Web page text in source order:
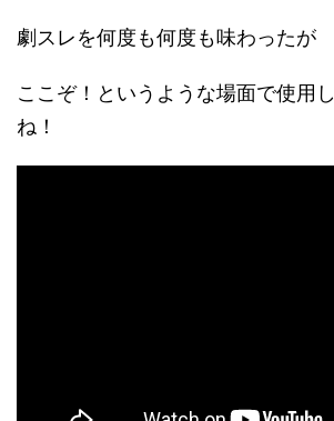
劇スレを何度も何度も味わったが
ここぞ！というような場面で使用
ね！